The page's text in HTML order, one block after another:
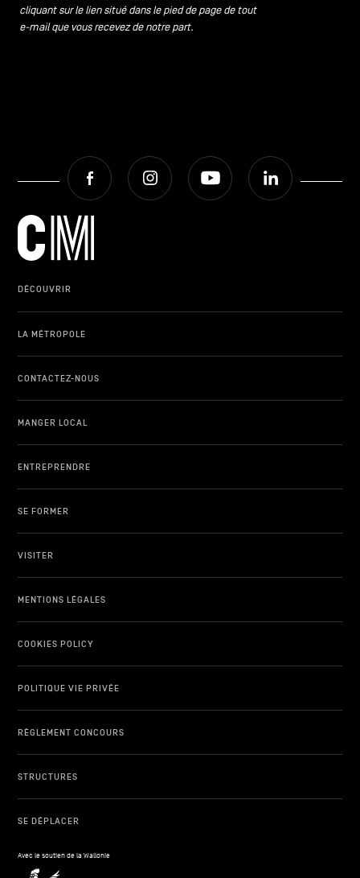
cliquant sur le lien situé dans le pied de page de tout
e-mail que vous recevez de notre part.
Facebook Instagram Youtube
DÉCOUVRIR
LA MÉTROPOLE
CONTACTEZ-NOUS
MANGER LOCAL
ENTREPRENDRE
SE FORMER
VISITER
MENTIONS LÉGALES
COOKIES POLICY
POLITIQUE VIE PRIVÉE
RÈGLEMENT CONCOURS
STRUCTURES
SE DÉPLACER
Avec le soutien de la Wallonie